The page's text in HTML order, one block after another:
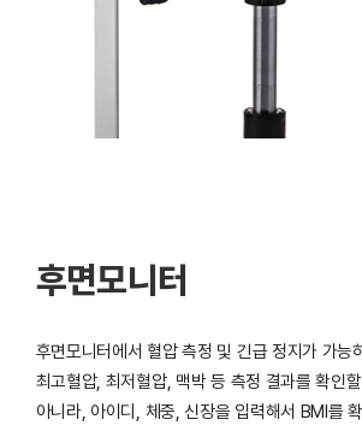
후면모니터
후면모니터에서 혈압 측정 및 긴급 정지가 가능
최고혈압, 최저혈압, 맥박 등 측정 결과를 확인
아니라, 아이디, 체중, 신장을 입력해서 BMI를